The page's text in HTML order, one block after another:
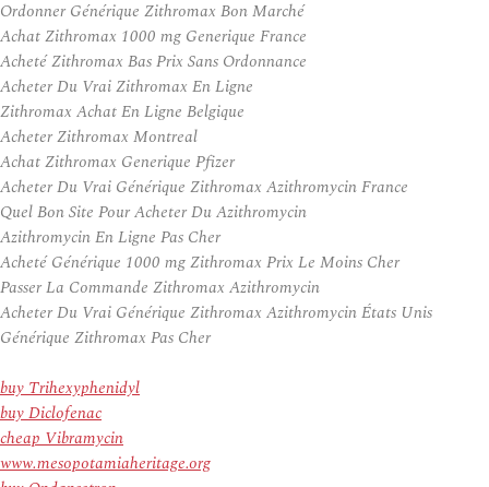
Ordonner Générique Zithromax Bon Marché
Achat Zithromax 1000 mg Generique France
Acheté Zithromax Bas Prix Sans Ordonnance
Acheter Du Vrai Zithromax En Ligne
Zithromax Achat En Ligne Belgique
Acheter Zithromax Montreal
Achat Zithromax Generique Pfizer
Acheter Du Vrai Générique Zithromax Azithromycin France
Quel Bon Site Pour Acheter Du Azithromycin
Azithromycin En Ligne Pas Cher
Acheté Générique 1000 mg Zithromax Prix Le Moins Cher
Passer La Commande Zithromax Azithromycin
Acheter Du Vrai Générique Zithromax Azithromycin États Unis
Générique Zithromax Pas Cher
buy Trihexyphenidyl
buy Diclofenac
cheap Vibramycin
www.mesopotamiaheritage.org